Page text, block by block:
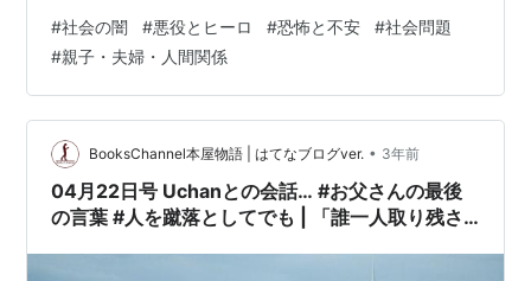
えて支配しようとするものだから… 本日の音声配信
stand,fm 親からの過剰な期待。上司からの期待。友人か
らの期待。色々期待はあるけれど、、、そりゃ、確かに
誰にも期待されない事は悲しいかも知れない。だけど誰
かからの期待に応え続けるって…疲れるで。どこかで息
抜きしないと。でもその息抜…
#社会の闇 #悪役とヒーロ #恐怖と不安 #社会問題
#親子・夫婦・人間関係
BooksChannel本屋物語 | はてなブログver. • 3年前
04月22日号 Uchanとの会話… #お父さんの最後
の言葉 #人を蹴落としてでも | 「誰一人取り残さ